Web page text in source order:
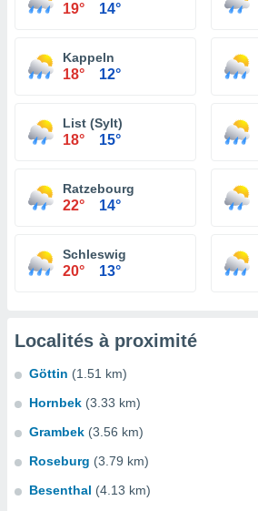
19° 14°
Kappeln
18° 12°
List (Sylt)
18° 15°
Ratzebourg
22° 14°
Schleswig
20° 13°
Localités à proximité
Göttin (1.51 km)
Hornbek (3.33 km)
Grambek (3.56 km)
Roseburg (3.79 km)
Besenthal (4.13 km)